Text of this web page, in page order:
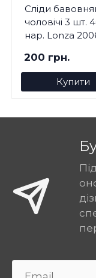
Сліди
чоловічі 3 шт.
нар. Lonza
200 грн.
Купити